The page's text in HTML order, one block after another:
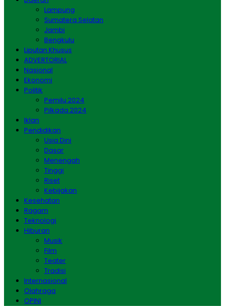
Lampung
Sumatera Selatan
Jambi
Bengkulu
Liputan Khusus
ADVERTORIAL
Nasional
Ekonomi
Politik
Pemilu 2024
Pilkada 2024
Iklan
Pendidikan
Usia Dini
Dasar
Menengah
Tinggi
Riset
Kebijakan
Kesehatan
Ragam
Teknologi
Hiburan
Musik
Film
Teater
Tradisi
Internasional
Olahraga
OPINI